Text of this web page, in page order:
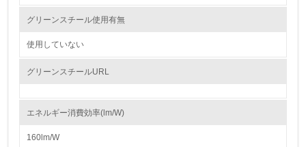
かしている
グリーンスチール使用有無
使用していない
グリーンスチールURL
エネルギー消費効率(lm/W)
160lm/W